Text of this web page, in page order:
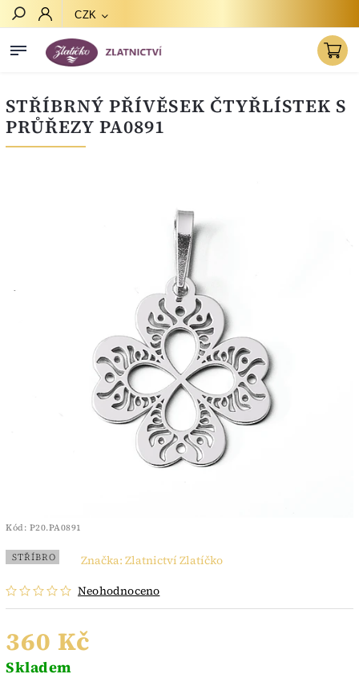
CZK
STŘÍBRNÝ PŘÍVĚSEK ČTYŘLÍSTEK S
PRŮŘEZY PA0891
Kód: P20.PA0891
STŘÍBRO
Neohodnoceno
Značka: Zlatnictví Zlatíčko
360 Kč
Skladem